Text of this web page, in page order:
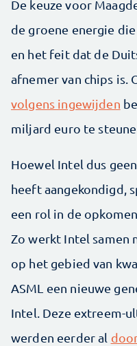
De keuze voor
de groene energie
en het feit dat de
afnemer van chips is.
volgens ingewijden
miljard euro te
Hoewel Intel dus
heeft aangekondigd,
een rol in de
Zo werkt Intel samen
op het gebied van
ASML een nieuwe
Intel. Deze extreem-
werden eerder al